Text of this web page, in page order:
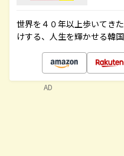
世界を４０年以上歩いてき
けする、人生を輝かせる韓
AD